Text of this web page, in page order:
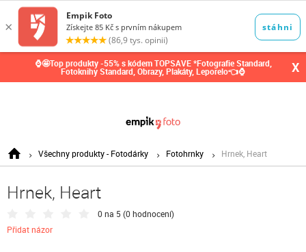
⌚🤩Top produkty -55% s kódem TOPSAVE *Fotografie Standard,
Fotoknihy Standard, Obrazy, Plakáty, Leporelo👈⌚ X
Všechny produkty - Fotodárky Fotohrnky Hrnek, Heart
Hrnek, Heart
0 na 5 (0 hodnocení)
Přidat názor